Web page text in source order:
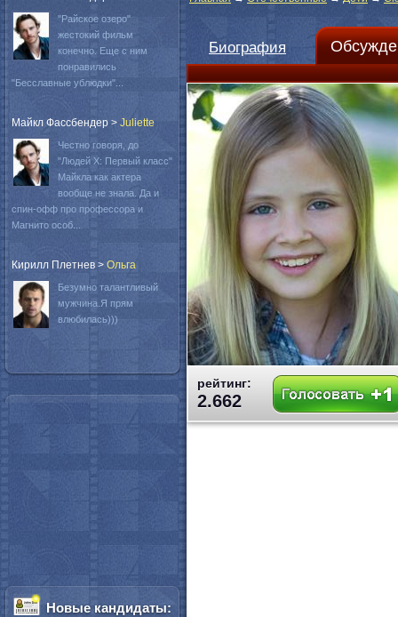
Биография
рейтинг:
2.662
"Райское озеро"
жестокий фильм
конечно. Еще с ним
понравились
"Бесславные ублюдки"...
Майкл Фассбендер > Juliette
Честно говоря, до
"Людей Х: Первый класс"
Майкла как актера
вообще не знала. Да и
спин-офф про профессора и
Магнито особ...
Кирилл Плетнев > Oльга
Безумно талантливый
мужчина.Я прям
влюбилась)))
Новые кандидаты: